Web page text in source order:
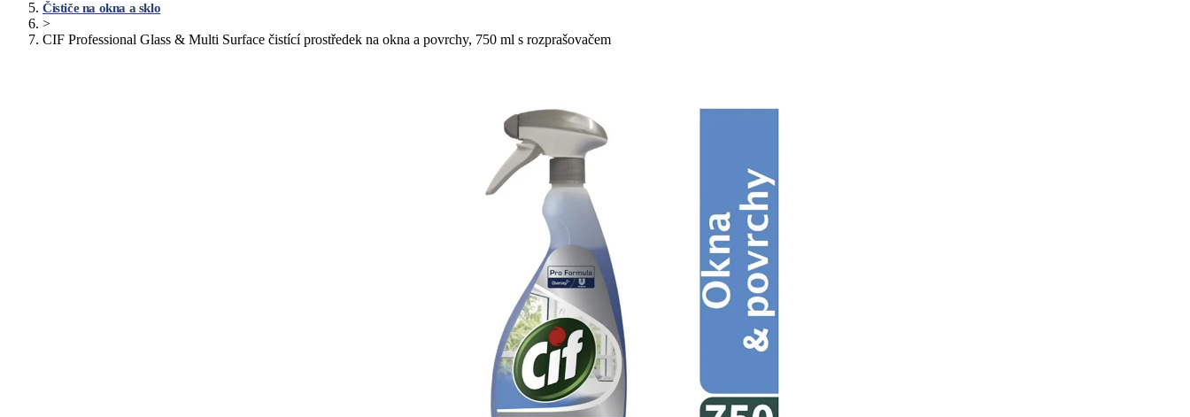
Čističe na okna a sklo
>
CIF Professional Glass & Multi Surface čistící prostředek na okna a povrchy, 750 ml s rozprašovačem